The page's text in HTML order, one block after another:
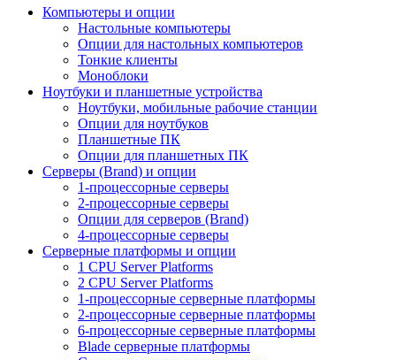
Компьютеры и опции
Настольные компьютеры
Опции для настольных компьютеров
Тонкие клиенты
Моноблоки
Ноутбуки и планшетные устройства
Ноутбуки, мобильные рабочие станции
Опции для ноутбуков
Планшетные ПК
Опции для планшетных ПК
Серверы (Brand) и опции
1-процессорные серверы
2-процессорные серверы
Опции для серверов (Brand)
4-процессорные серверы
Серверные платформы и опции
1 CPU Server Platforms
2 CPU Server Platforms
1-процессорные серверные платформы
2-процессорные серверные платформы
6-процессорные серверные платформы
Blade серверные платформы